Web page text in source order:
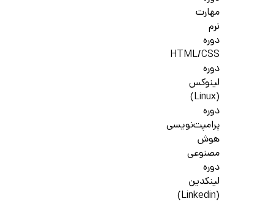
مهارت
نرم
دوره
HTML/CSS
دوره
لینوکس
(Linux)
دوره
پرامپت‌نویسی
هوش
مصنوعی
دوره
لینکدین
(Linkedin)